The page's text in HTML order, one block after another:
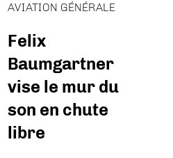
AVIATION GÉNÉRALE
Felix
Baumgartner
vise le mur du
son en chute
libre